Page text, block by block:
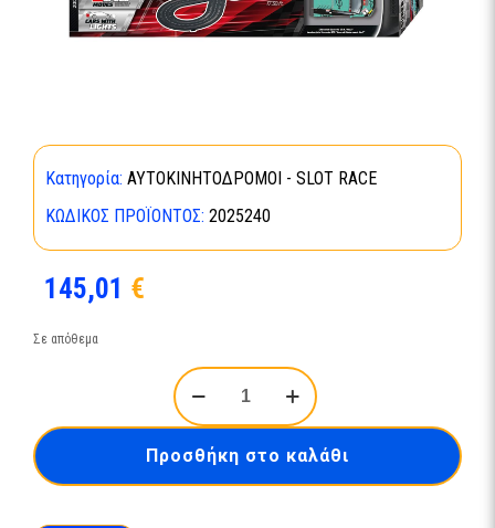
Κατηγορία: ΑΥΤΟΚΙΝΗΤΟΔΡΟΜΟΙ - SLOT RACE
ΚΩΔΙΚΌΣ ΠΡΟΪΌΝΤΟΣ: 2025240
145,01 €
Σε απόθεμα
Carrera
Slot
Evolution
-
Super
Προσθήκη στο καλάθι